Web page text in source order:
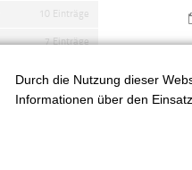
17
10 Einträge
7 Einträge
4 Einträge
Durch die Nutzung dieser
Informationen über den